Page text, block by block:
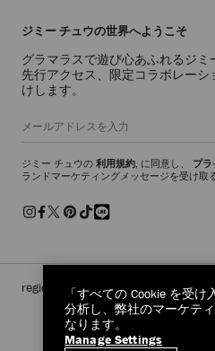
ジミー チュウの世界へようこそ
グラマラスで遊び心あふれるジ
先行アクセス、限定コラボレー
けします。
ジミー チュウの 利用規約, に同意し、 プ
ランドマーケティングメッセージを受け取
regionselector.country. (€)
「すべての Cookie を受
分析し、弊社のマーケテ
なります。
Manage Settings